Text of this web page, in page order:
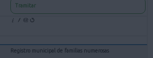
Tramitar
Registro municipal de familias numerosas